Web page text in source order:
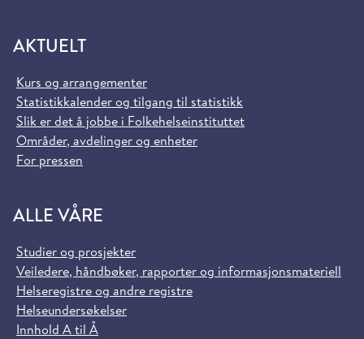
AKTUELT
Kurs og arrangementer
Statistikkalender og tilgang til statistikk
Slik er det å jobbe i Folkehelseinstituttet
Områder, avdelinger og enheter
For pressen
ALLE VÅRE
Studier og prosjekter
Veiledere, håndbøker, rapporter og informasjonsmateriell
Helseregistre og andre registre
Helseundersøkelser
Innhold A til Å